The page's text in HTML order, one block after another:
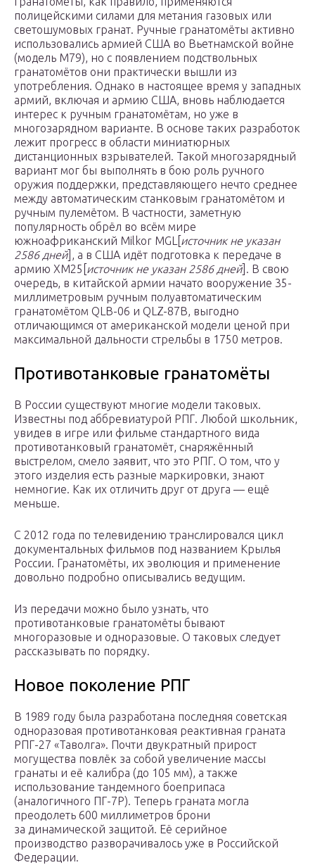
полицейскими силами для метания газовых или
светошумовых гранат. Ручные гранатомёты активно
использовались армией США во Вьетнамской войне
(модель M79), но с появлением подствольных
гранатомётов они практически вышли из
употребления. Однако в настоящее время у западных
армий, включая и армию США, вновь наблюдается
интерес к ручным гранатомётам, но уже в
многозарядном варианте. В основе таких разработок
лежит прогресс в области миниатюрных
дистанционных взрывателей. Такой многозарядный
вариант мог бы выполнять в бою роль ручного
оружия поддержки, представляющего нечто среднее
между автоматическим станковым гранатомётом и
ручным пулемётом. В частности, заметную
популярность обрёл во всём мире
южноафриканский Milkor MGL[ источник не указан
2586 дней], а в США идёт подготовка к передаче в
армию XM25[ источник не указан 2586 дней]. В свою
очередь, в китайской армии начато вооружение 35-
миллиметровым ручным полуавтоматическим
гранатомётом QLB-06 и QLZ-87B, выгодно
отличающимся от американской модели ценой при
максимальной дальности стрельбы в 1750 метров.
Противотанковые гранатомёты
В России существуют многие модели таковых.
Известны под аббревиатурой РПГ. Любой школьник,
увидев в игре или фильме стандартного вида
противотанковый гранатомёт, снаряжённый
выстрелом, смело заявит, что это РПГ. О том, что у
этого изделия есть разные маркировки, знают
немногие. Как их отличить друг от друга — ещё
меньше.
С 2012 года по телевидению транслировался цикл
документальных фильмов под названием Крылья
России. Гранатомёты, их эволюция и применение
довольно подробно описывались ведущим.
Из передачи можно было узнать, что
противотанковые гранатомёты бывают
многоразовые и одноразовые. О таковых следует
рассказывать по порядку.
Новое поколение РПГ
В 1989 году была разработана последняя советская
одноразовая противотанковая реактивная граната
РПГ-27 «Таволга». Почти двукратный прирост
могущества повлёк за собой увеличение массы
гранаты и её калибра (до 105 мм), а также
использование тандемного боеприпаса
(аналогичного ПГ-7Р). Теперь граната могла
преодолеть 600 миллиметров брони
за динамической защитой. Её серийное
производство разворачивалось уже в Российской
Федерации.